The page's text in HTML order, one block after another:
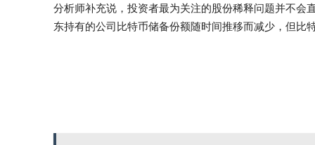
分析师补充说，投资者最为关注的股份稀释问题并不会
东持有的公司比特币储备份额随时间推移而减少，但比